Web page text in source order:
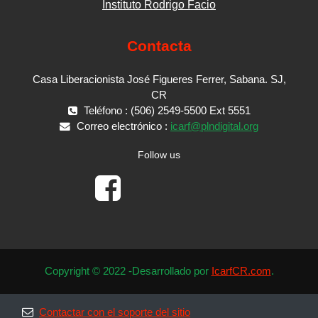
Instituto Rodrigo Facio
Contacta
Casa Liberacionista José Figueres Ferrer, Sabana. SJ,
CR
Teléfono : (506) 2549-5500 Ext 5551
Correo electrónico : icarf@plndigital.org
Follow us
Copyright © 2022 -Desarrollado por IcarfCR.com.
Contactar con el soporte del sitio